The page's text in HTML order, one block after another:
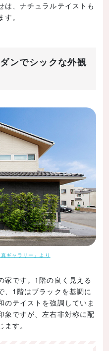
は、ナチュラルテイストも
。
ンでシックな外観
ギャラリー」より
家です。1階の良く見える
、1階はブラックを基調に
のテイストを強調していま
象ですが、左右非対称に配
す。